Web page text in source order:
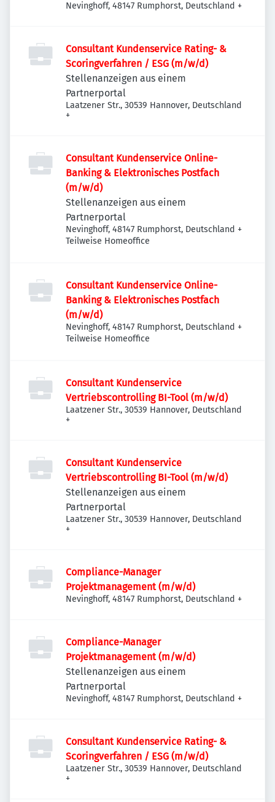
Nevinghoff, 48147 Rumphorst, Deutschland +
Consultant Kundenservice Rating- &
Scoringverfahren / ESG (m/w/d)
Stellenanzeigen aus einem
Partnerportal
Laatzener Str., 30539 Hannover, Deutschland
+
Consultant Kundenservice Online-
Banking & Elektronisches Postfach
(m/w/d)
Stellenanzeigen aus einem
Partnerportal
Nevinghoff, 48147 Rumphorst, Deutschland +
Teilweise Homeoffice
Consultant Kundenservice Online-
Banking & Elektronisches Postfach
(m/w/d)
Nevinghoff, 48147 Rumphorst, Deutschland +
Teilweise Homeoffice
Consultant Kundenservice
Vertriebscontrolling BI-Tool (m/w/d)
Laatzener Str., 30539 Hannover, Deutschland
+
Consultant Kundenservice
Vertriebscontrolling BI-Tool (m/w/d)
Stellenanzeigen aus einem
Partnerportal
Laatzener Str., 30539 Hannover, Deutschland
+
Compliance-Manager
Projektmanagement (m/w/d)
Nevinghoff, 48147 Rumphorst, Deutschland +
Compliance-Manager
Projektmanagement (m/w/d)
Stellenanzeigen aus einem
Partnerportal
Nevinghoff, 48147 Rumphorst, Deutschland +
Consultant Kundenservice Rating- &
Scoringverfahren / ESG (m/w/d)
Laatzener Str., 30539 Hannover, Deutschland
+